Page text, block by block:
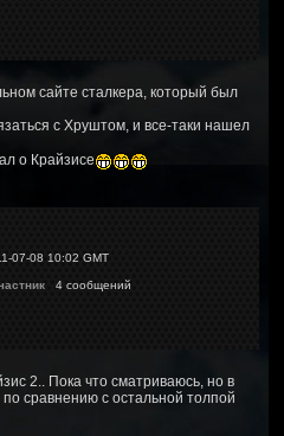
сайте сталкера, который был
с Хруштом, и все-таки нашел
о Крайзисе
07-08 10:02 GMT
4 сообщений
2.. Пока что сматриваюсь, но в
сравнению с остальной толпой